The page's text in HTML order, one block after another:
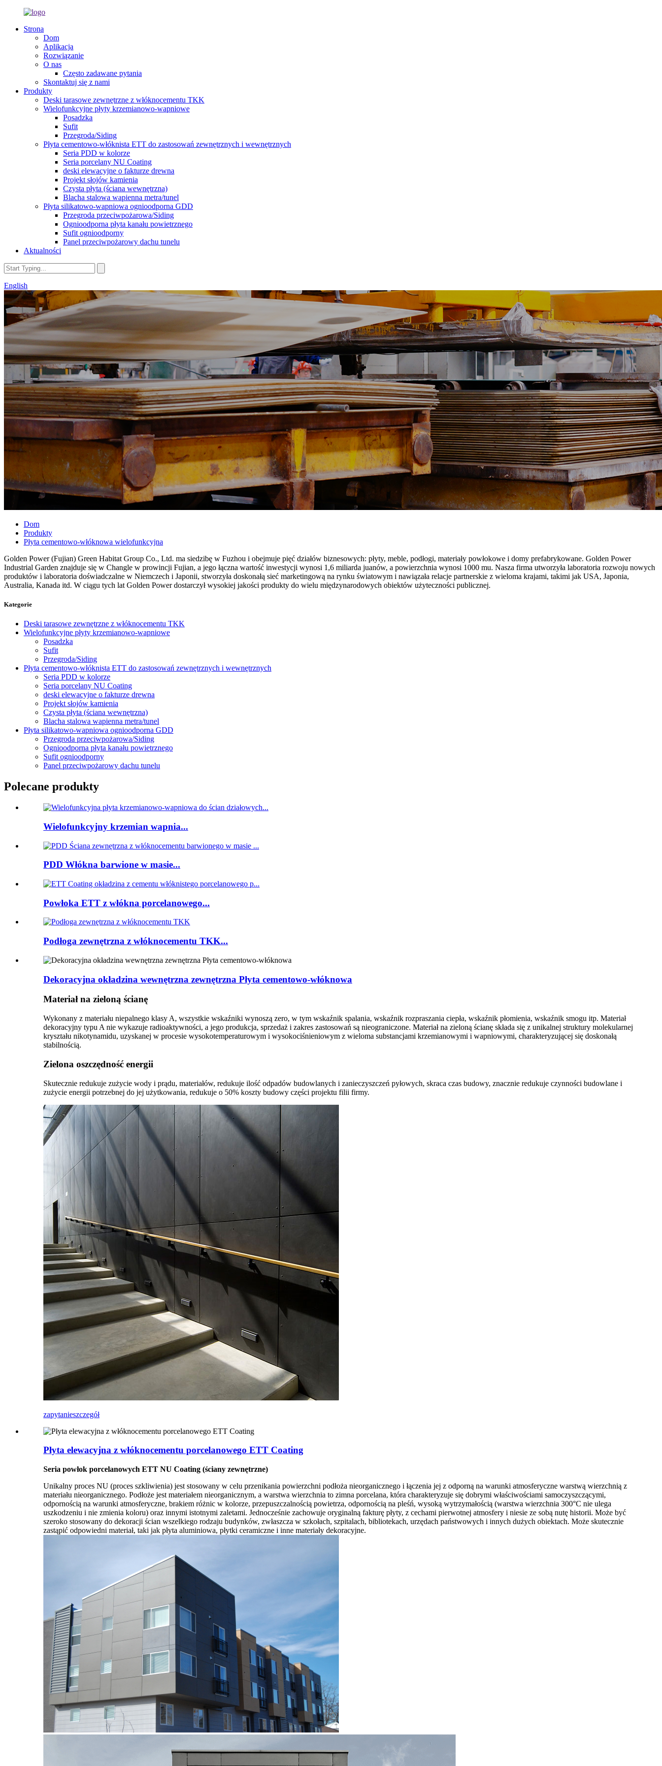
Strona
Dom
Aplikacja
Rozwiązanie
O nas
Często zadawane pytania
Skontaktuj się z nami
Produkty
Deski tarasowe zewnętrzne z włóknocementu TKK
Wielofunkcyjne płyty krzemianowo-wapniowe
Posadzka
Sufit
Przegroda/Siding
Płyta cementowo-włóknista ETT do zastosowań zewnętrznych i wewnętrznych
Seria PDD w kolorze
Seria porcelany NU Coating
deski elewacyjne o fakturze drewna
Projekt słojów kamienia
Czysta płyta (ściana wewnętrzna)
Blacha stalowa wapienna metra/tunel
Płyta silikatowo-wapniowa ognioodporna GDD
Przegroda przeciwpożarowa/Siding
Ognioodporna płyta kanału powietrznego
Sufit ognioodporny
Panel przeciwpożarowy dachu tunelu
Aktualności
English
Dom
Produkty
Płyta cementowo-włóknowa wielofunkcyjna
Golden Power (Fujian) Green Habitat Group Co., Ltd. ma siedzibę w Fuzhou i obejmuje pięć działów biznesowych: płyty, meble, podłogi, materiały powłokowe i domy prefabrykowane. Golden Power
Industrial Garden znajduje się w Changle w prowincji Fujian, a jego łączna wartość inwestycji wynosi 1,6 miliarda juanów, a powierzchnia wynosi 1000 mu. Nasza firma utworzyła laboratoria rozwoju nowych
produktów i laboratoria doświadczalne w Niemczech i Japonii, stworzyła doskonałą sieć marketingową na rynku światowym i nawiązała relacje partnerskie z wieloma krajami, takimi jak USA, Japonia,
Australia, Kanada itd. W ciągu tych lat Golden Power dostarczył wysokiej jakości produkty do wielu międzynarodowych obiektów użyteczności publicznej.
Kategorie
Deski tarasowe zewnętrzne z włóknocementu TKK
Wielofunkcyjne płyty krzemianowo-wapniowe
Posadzka
Sufit
Przegroda/Siding
Płyta cementowo-włóknista ETT do zastosowań zewnętrznych i wewnętrznych
Seria PDD w kolorze
Seria porcelany NU Coating
deski elewacyjne o fakturze drewna
Projekt słojów kamienia
Czysta płyta (ściana wewnętrzna)
Blacha stalowa wapienna metra/tunel
Płyta silikatowo-wapniowa ognioodporna GDD
Przegroda przeciwpożarowa/Siding
Ognioodporna płyta kanału powietrznego
Sufit ognioodporny
Panel przeciwpożarowy dachu tunelu
Polecane produkty
Wielofunkcyjny krzemian wapnia...
PDD Włókna barwione w masie...
Powłoka ETT z włókna porcelanowego...
Podłoga zewnętrzna z włóknocementu TKK...
Dekoracyjna okładzina wewnętrzna zewnętrzna Płyta cementowo-włóknowa
Materiał na zieloną ścianę
Wykonany z materiału niepalnego klasy A, wszystkie wskaźniki wynoszą zero, w tym wskaźnik spalania, wskaźnik rozpraszania ciepła, wskaźnik płomienia, wskaźnik smogu itp. Materiał
dekoracyjny typu A nie wykazuje radioaktywności, a jego produkcja, sprzedaż i zakres zastosowań są nieograniczone. Materiał na zieloną ścianę składa się z unikalnej struktury molekularnej
kryształu nikotynamidu, uzyskanej w procesie wysokotemperaturowym i wysokociśnieniowym z wieloma substancjami krzemianowymi i wapniowymi, charakteryzującej się doskonałą
stabilnością.
Zielona oszczędność energii
Skutecznie redukuje zużycie wody i prądu, materiałów, redukuje ilość odpadów budowlanych i zanieczyszczeń pyłowych, skraca czas budowy, znacznie redukuje czynności budowlane i
zużycie energii potrzebnej do jej użytkowania, redukuje o 50% koszty budowy części projektu filii firmy.
zapytanieszczegół
Płyta elewacyjna z włóknocementu porcelanowego ETT Coating
Seria powłok porcelanowych ETT NU Coating (ściany zewnętrzne)
Unikalny proces NU (proces szkliwienia) jest stosowany w celu przenikania powierzchni podłoża nieorganicznego i łączenia jej z odporną na warunki atmosferyczne warstwą wierzchnią z
materiału nieorganicznego. Podłoże jest materiałem nieorganicznym, a warstwa wierzchnia to zimna porcelana, która charakteryzuje się dobrymi właściwościami samoczyszczącymi,
odpornością na warunki atmosferyczne, brakiem różnic w kolorze, przepuszczalnością powietrza, odpornością na pleśń, wysoką wytrzymałością (warstwa wierzchnia 300°C nie ulega
uszkodzeniu i nie zmienia koloru) oraz innymi istotnymi zaletami. Jednocześnie zachowuje oryginalną fakturę płyty, z cechami pierwotnej atmosfery i niesie ze sobą nutę historii. Może być
szeroko stosowany do dekoracji ścian wszelkiego rodzaju budynków, zwłaszcza w szkołach, szpitalach, bibliotekach, urzędach państwowych i innych dużych obiektach. Może skutecznie
zastąpić odpowiedni materiał, taki jak płyta aluminiowa, płytki ceramiczne i inne materiały dekoracyjne.